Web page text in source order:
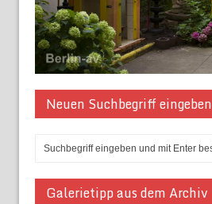
Neuen Suchbegriff eingeben
Galerietipp aus dem Archiv